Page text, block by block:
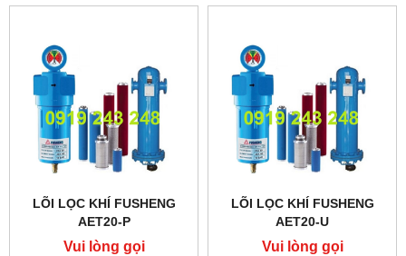
LÕI LỌC KHÍ FUSHENG
AET20-P
Vui lòng gọi
LÕI LỌC KHÍ FUSHENG
AET20-U
Vui lòng gọi